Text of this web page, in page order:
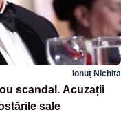
Ionuț Nichita
scandal. Acuzații
sale